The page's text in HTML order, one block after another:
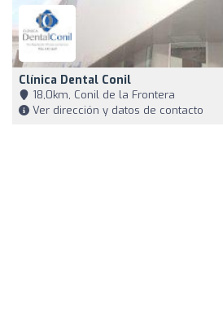
Clínica Dental Conil
18,0km, Conil de la Frontera
Ver dirección y datos de contacto